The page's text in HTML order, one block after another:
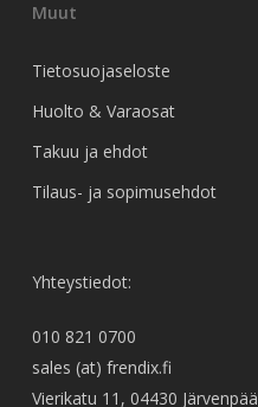
Muut
Tietosuojaseloste
Huolto & Varaosat
Takuu ja ehdot
Tilaus- ja sopimusehdot
Yhteystiedot:
010 821 0700
sales (at) frendix.fi
Vierikatu 11, 04430 Järvenpää